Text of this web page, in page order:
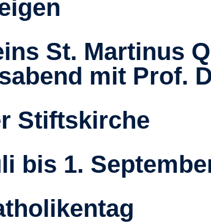
St. Martinus
mit Prof.
Stiftskirche
bis 1.